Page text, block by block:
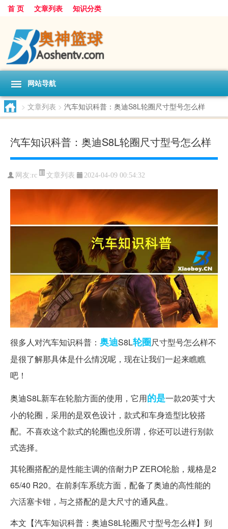
首 页 文章列表 知识分类
网站导航
> 文章列表 > 汽车知识科普：奥迪S8L轮圈尺寸型号怎么样
汽车知识科普：奥迪S8L轮圈尺寸型号怎么样
网友:rc 文章列表 2024-04-09 00:54:32
很多人对汽车知识科普： 奥迪S8L轮圈尺寸型号怎么样不
是很了解那具体是什么情况呢，现在让我们一起来瞧瞧
吧！
奥迪S8L新车在轮胎方面的使用，它用的是一款20英寸大
小的轮圈，采用的是双色设计，款式和车身造型比较搭
配。不喜欢这个款式的轮圈也没所谓，你还可以进行别款
式选择。
其轮圈搭配的是性能主调的倍耐力P ZERO轮胎，规格是2
65/40 R20。在前刹车系统方面，配备了奥迪的高性能的
六活塞卡钳，与之搭配的是大尺寸的通风盘。
本文【汽车知识科普：奥迪S8L轮圈尺寸型号怎么样】到